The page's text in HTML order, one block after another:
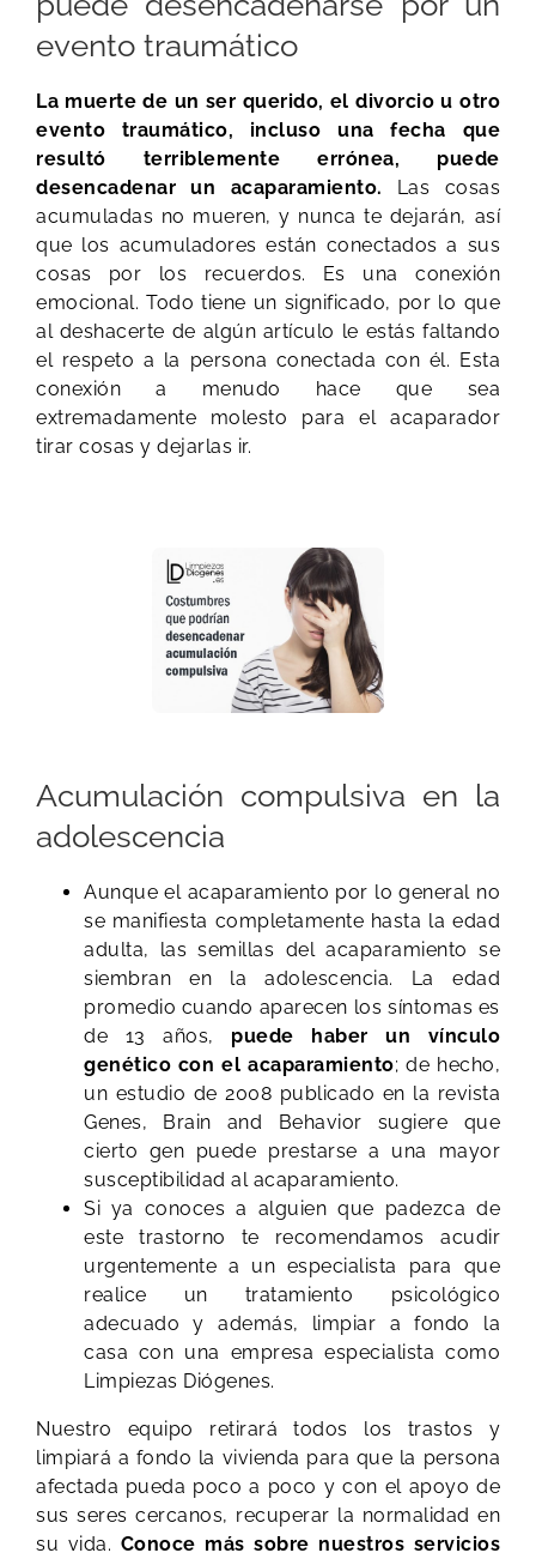
evento traumático
La muerte de un ser querido, el divorcio u otro
evento traumático, incluso una fecha que
resultó terriblemente errónea, puede
desencadenar un acaparamiento. Las cosas
acumuladas no mueren, y nunca te dejarán, así
que los acumuladores están conectados a sus
cosas por los recuerdos. Es una conexión
emocional. Todo tiene un significado, por lo que
al deshacerte de algún artículo le estás faltando
el respeto a la persona conectada con él. Esta
conexión a menudo hace que sea
extremadamente molesto para el acaparador
tirar cosas y dejarlas ir.
Acumulación compulsiva en la
adolescencia
Aunque el acaparamiento por lo general no
se manifiesta completamente hasta la edad
adulta, las semillas del acaparamiento se
siembran en la adolescencia. La edad
promedio cuando aparecen los síntomas es
de 13 años, puede haber un vínculo
genético con el acaparamiento; de hecho,
un estudio de 2008 publicado en la revista
Genes, Brain and Behavior sugiere que
cierto gen puede prestarse a una mayor
susceptibilidad al acaparamiento.
Si ya conoces a alguien que padezca de
este trastorno te recomendamos acudir
urgentemente a un especialista para que
realice un tratamiento psicológico
adecuado y además, limpiar a fondo la
casa con una empresa especialista como
Limpiezas Diógenes.
Nuestro equipo retirará todos los trastos y
limpiará a fondo la vivienda para que la persona
afectada pueda poco a poco y con el apoyo de
sus seres cercanos, recuperar la normalidad en
su vida. Conoce más sobre nuestros servicios